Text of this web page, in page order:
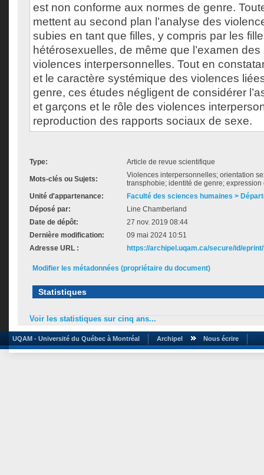
est non conforme aux normes de genre.
mettent au second plan l’analyse des
subies en tant que filles, y compris par les
hétérosexuelles, de même que l’examen des
violences interpersonnelles. Tout en
et le caractère systémique des violences
genre, ces études négligent de considérer
et garçons et le rôle des violences
reproduction des rapports sociaux de sexe.
Type: Article de revue scientifique
Mots-clés ou Sujets:
Violences interpersonnelles; orientation
transphobie; identité de genre;
Unité d'appartenance:
Faculté des sciences humaines >
Déposé par:
Line Chamberland
Date de dépôt:
27 nov. 2019 08:44
Dernière modification:
09 mai 2024 10:51
Adresse URL :
https://archipel.uqam.ca/secure/id/
Modifier les métadonnées (propriétaire du document)
Statistiques
Voir les statistiques sur cinq ans...
UQAM - Université du Québec à Montréal Archipel Nous écrire